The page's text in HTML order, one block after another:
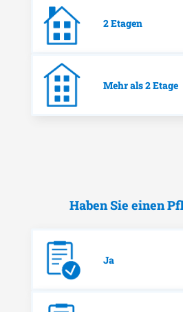
2 Etagen
Mehr als 2 Etage
Haben Sie einen
Ja